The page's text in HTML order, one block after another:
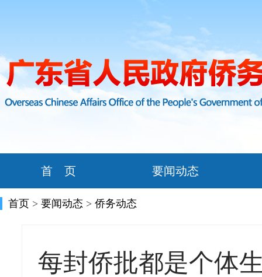
首 页 要闻动态
首页 > 要闻动态 > 侨务动态
每封侨批都是个体